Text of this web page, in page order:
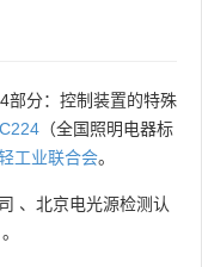
部分：控制装置的特殊
（全国照明电器标
工业联合会。
、 北京电光源检测认
。